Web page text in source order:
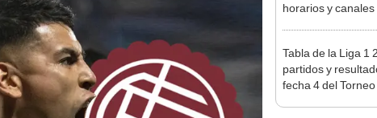
horarios y
Tabla de la Liga 1
partidos y
fecha 4 del Torneo